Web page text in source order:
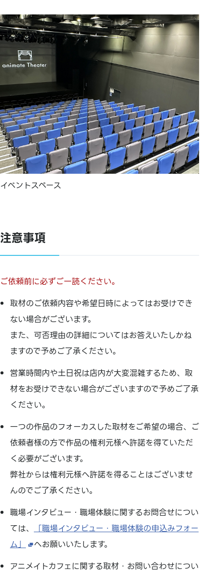
イベントスペース
注意事項
ご依頼前に必ずご一読ください。
取材のご依頼内容や希望日時によってはお受けでき
ない場合がございます。
また、可否理由の詳細についてはお答えいたしかね
ますので予めご了承ください。
営業時間内や土日祝は店内が大変混雑するため、取
材をお受けできない場合がございますので予めご了承
ください。
一つの作品のフォーカスした取材をご希望の場合、ご
依頼者様の方で作品の権利元様へ許諾を得ていただ
く必要がございます。
弊社からは権利元様へ許諾を得ることはございませ
んのでご了承ください。
職場インタビュー・職場体験に関するお問合せについ
ては、
「職場インタビュー・職場体験の申込みフォー
ム」
へお願いいたします。
アニメイトカフェに関する取材・お問い合わせについ